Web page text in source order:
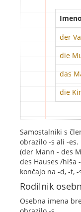
der
die
das
die
Samostalniki s
obrazilo -s ali -
(der Mann - des
des Hauses /hiša
končajo na -d, -t, -
Rodilnik
Osebna imena